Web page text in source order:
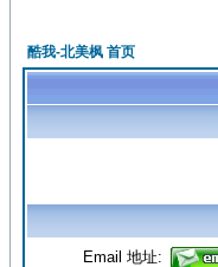
酷我-北美枫 首页
Email 地址: